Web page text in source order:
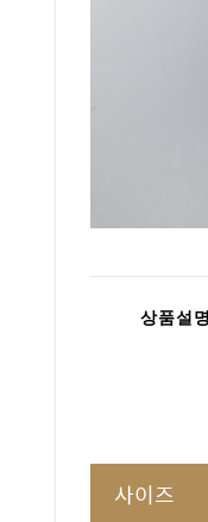
상품설명
사이즈